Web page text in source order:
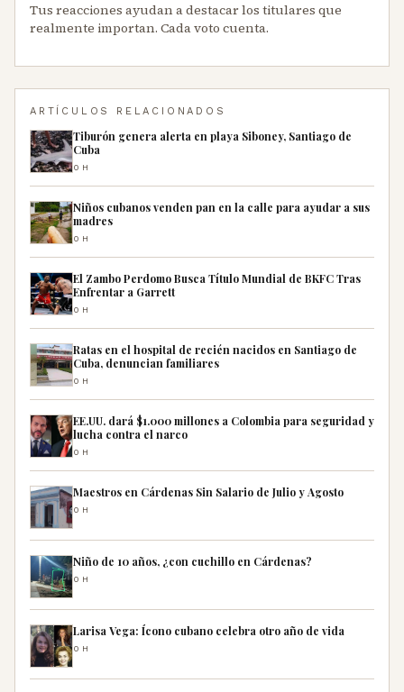
Tus reacciones ayudan a destacar los titulares que
realmente importan. Cada voto cuenta.
ARTÍCULOS RELACIONADOS
Tiburón genera alerta en playa Siboney, Santiago de
Cuba
0H
Niños cubanos venden pan en la calle para ayudar a sus
madres
0H
El Zambo Perdomo Busca Título Mundial de BKFC Tras
Enfrentar a Garrett
0H
Ratas en el hospital de recién nacidos en Santiago de
Cuba, denuncian familiares
0H
EE.UU. dará $1.000 millones a Colombia para seguridad y
lucha contra el narco
0H
Maestros en Cárdenas Sin Salario de Julio y Agosto
0H
Niño de 10 años, ¿con cuchillo en Cárdenas?
0H
Larisa Vega: Ícono cubano celebra otro año de vida
0H